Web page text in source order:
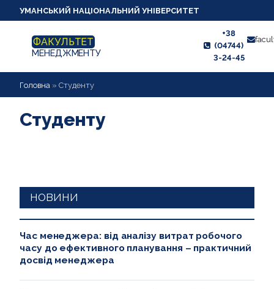
УМАНСЬКИЙ НАЦІОНАЛЬНИЙ УНІВЕРСИТЕТ
ФАКУЛЬТЕТ
МЕНЕДЖМЕНТУ
+38
(04744)
3-24-45
ПРО ФАКУЛЬТЕТ
ЖИТТЯ ФАКУЛЬТЕТУ
КАФЕДРИ
НАУКОВА РОБОТА
ВИХОВНА РОБОТА
МІЖНАРОДНІ ЗВ'ЯЗКИ
Головна » Студенту
Студенту
НОВИНИ
Час менеджера: від аналізу витрат робочого
часу до ефективного планування – практичний
досвід менеджера